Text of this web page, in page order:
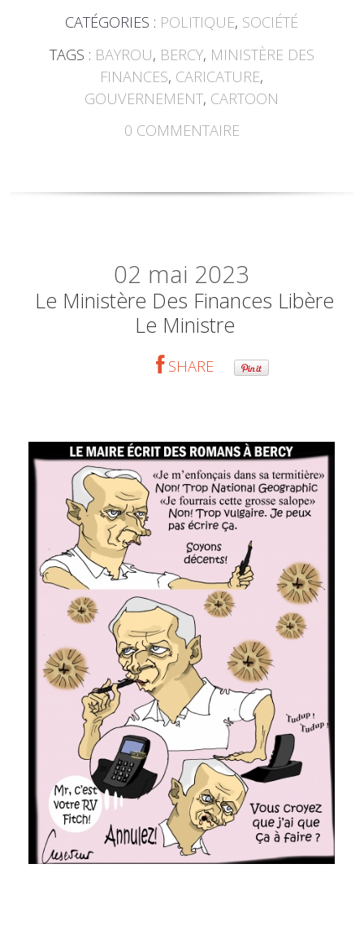
CATÉGORIES : POLITIQUE, SOCIÉTÉ
TAGS : BAYROU, BERCY, MINISTÈRE DES
FINANCES, CARICATURE,
GOUVERNEMENT, CARTOON
0 COMMENTAIRE
02 mai 2023
Le Ministère Des Finances Libère
Le Ministre
SHARE